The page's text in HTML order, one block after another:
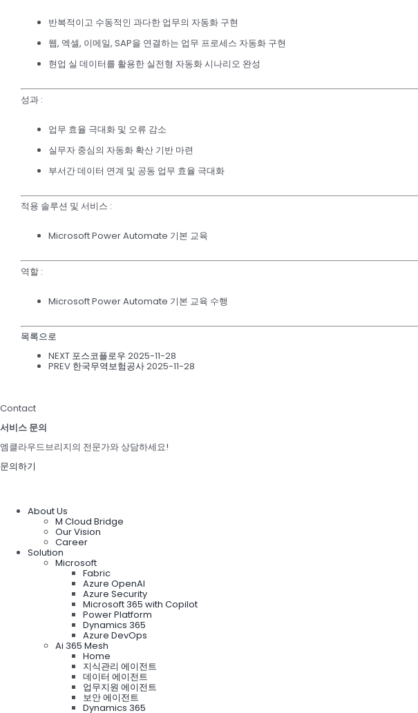
반복적이고 수동적인 과다한 업무의 자동화 구현
웹, 엑셀, 이메일, SAP을 연결하는 업무 프로세스 자동화 구현
현업 실 데이터를 활용한 실전형 자동화 시나리오 완성
성과:
업무 효율 극대화 및 오류 감소
실무자 중심의 자동화 확산 기반 마련
부서간 데이터 연계 및 공동 업무 효율 극대화
적용 솔루션 및 서비스 :
Microsoft Power Automate 기본 교육
역할:
Microsoft Power Automate 기본 교육 수행
목록으로
NEXT 포스코플로우 2025-11-28
PREV 한국무역보험공사2025-11-28
Contact
서비스 문의
엠클라우드브리지의 전문가와 상담하세요!
문의하기
About Us
M Cloud Bridge
Our Vision
Career
Solution
Microsoft
Fabric
Azure OpenAI
Azure Security
Microsoft 365 with Copilot
Power Platform
Dynamics 365
Azure DevOps
Ai 365 Mesh
Home
지식관리 에이전트
데이터 에이전트
업무지원 에이전트
보안 에이전트
Dynamics 365